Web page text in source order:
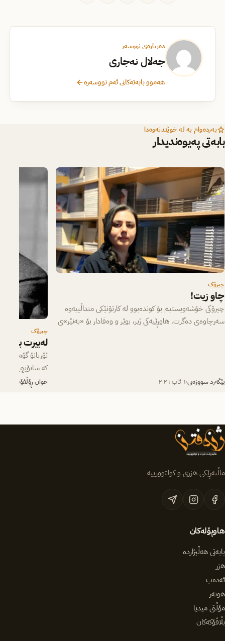
دەربارەی نووسەر
جەلال نەجاری
هەموو بابەتەکانی ئەم نووسەرە
بەردەوام بە لە خوێندنەوەدا
بابەتی پەیوەندیدار
چیرۆک
چاو زیت!
چیرۆکی خۆشەویستیم بۆ کوندەبوو لە کارتۆنێکی منداڵییەوە
سەرچاوەی دەگرت. هاوڕێیەکی ژیر، بوێر و وەفادار بۆ «بەنێر»ی
بێگەرد سووزەنی ٦ ئاب ٢٠٢٦
چیرۆک
لەبیرت بێت
ئۆربانۆ گۆمێزت
کە شانۆییی
سەردەمی پەتای
خوان ڕۆڵفۆ
ماڵپەڕێکی هزری و کولتوورییە
هاوپۆلەکان
بابەتی هەڵبژاردە
هزر
ئەدەب
هونەر
مۆڵتی میدیا
بڵاڤۆکەکان